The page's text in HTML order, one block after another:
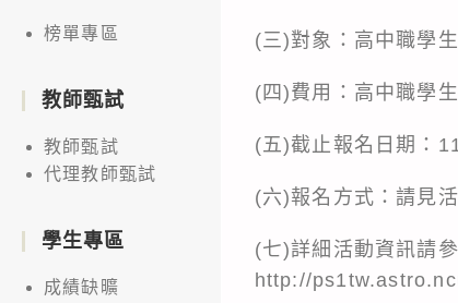
(三)對象：高中職學
(四)費用：高中職學
(五)截止報名日期：
(六)報名方式：請見
(七)詳細活動資訊請
http://
榜單專區
教師甄試
教師甄試
代理教師甄試
學生專區
成績缺曠